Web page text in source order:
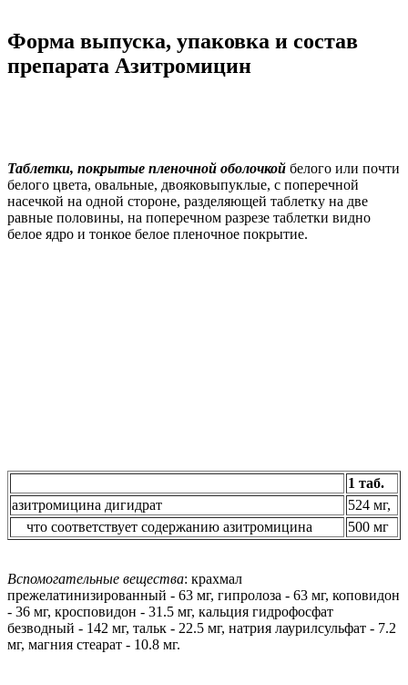
Форма выпуска, упаковка и состав
препарата Азитромицин
Таблетки, покрытые пленочной оболочкой белого или почти
белого цвета, овальные, двояковыпуклые, с поперечной
насечкой на одной стороне, разделяющей таблетку на две
равные половины, на поперечном разрезе таблетки видно
белое ядро и тонкое белое пленочное покрытие.
1 таб.
азитромицина дигидрат
524 мг,
что соответствует содержанию азитромицина
500 мг
Вспомогательные вещества: крахмал
прежелатинизированный - 63 мг, гипролоза - 63 мг, коповидон
- 36 мг, кросповидон - 31.5 мг, кальция гидрофосфат
безводный - 142 мг, тальк - 22.5 мг, натрия лаурилсульфат - 7.2
мг, магния стеарат - 10.8 мг.